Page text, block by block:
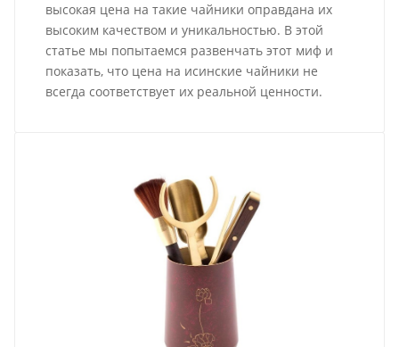
высокая цена на такие чайники оправдана их
высоким качеством и уникальностью. В этой
статье мы попытаемся развенчать этот миф и
показать, что цена на исинские чайники не
всегда соответствует их реальной ценности.